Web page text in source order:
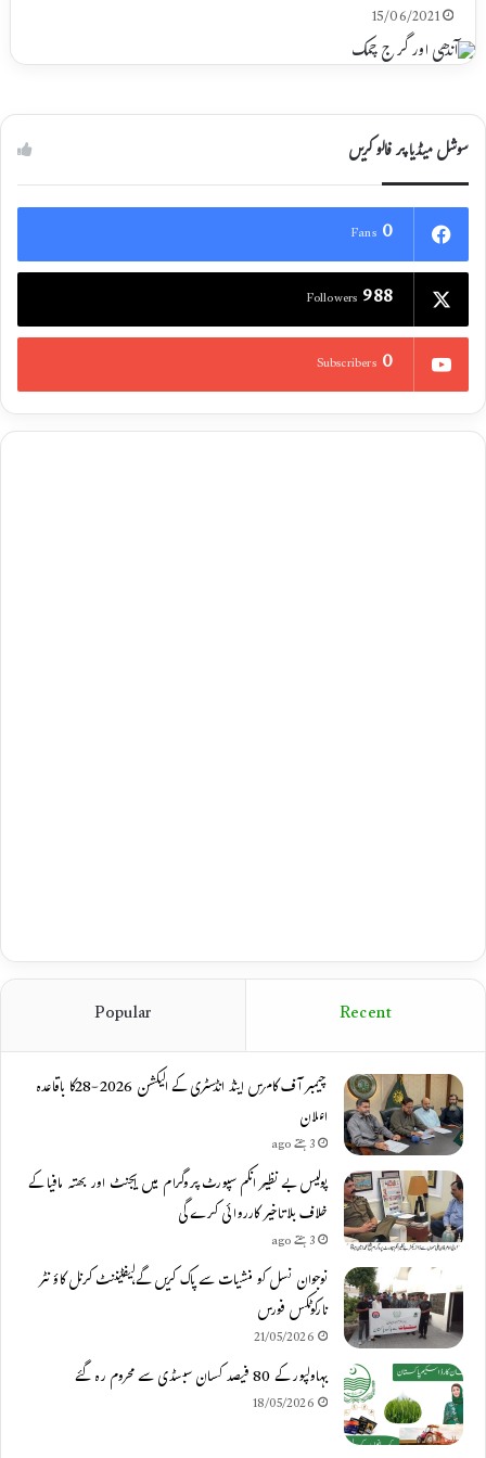
15/06/2021
سوشل میڈیا پر فالو کریں
0
Fans
988
Followers
0
Subscribers
Recent
Popular
چیمبر آف کامرس اینڈ انڈسٹری کے الیکشن 2026-28کا باقاعدہ
اعلان
3 ہفتے ago
پولیس بے نظیر انکم سپورٹ پروگرام میں ایجنٹ اور بھتہ مافیا کے
خلاف بلاتاخیر کارروائی کرے گی
3 ہفتے ago
نوجوان نسل کو منشیات سے پاک کریں گے،لیفٹیننٹ کرنل کاؤنٹر
نارکوٹکس فورس
21/05/2026
بہاولپور کے 80 فیصد کسان سبسڈی سے محروم رہ گئے
18/05/2026